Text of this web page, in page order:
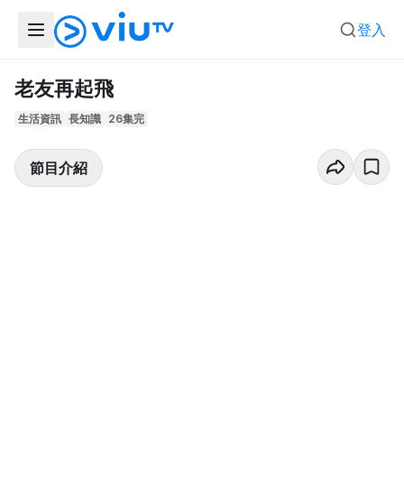
登入
老友再起飛
生活資訊 長知識 26集完
節目介紹